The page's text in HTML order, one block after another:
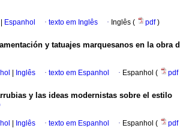
Espanhol · texto em Inglês · Inglês ( pdf)
y tatuajes marquesanos en la obra
Inglês · texto em Espanhol · Espanhol ( pdf
y las ideas modernistas sobre el estilo
Inglês · texto em Espanhol · Espanhol ( pdf